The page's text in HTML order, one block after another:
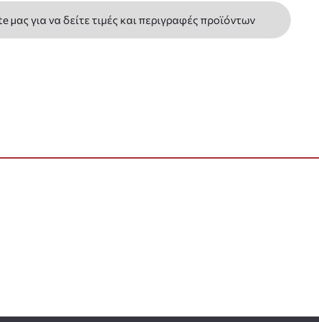
μας για να δείτε τιμές και περιγραφές προϊόντων